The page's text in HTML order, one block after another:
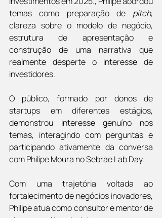
temas como preparação de pitch,
clareza sobre o modelo de negócio,
estrutura de apresentação e
construção de uma narrativa que
realmente desperte o interesse de
investidores.
O público, formado por donos de
startups em diferentes estágios,
demonstrou interesse genuíno nos
temas, interagindo com perguntas e
participando ativamente da conversa
com Philipe Moura no Sebrae Lab Day.
Com uma trajetória voltada ao
fortalecimento de negócios inovadores,
Philipe atua como consultor e mentor de